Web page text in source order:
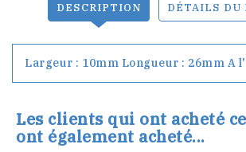
DESCRIPTION DÉTAILS DU
Largeur : 10mm Longueur : 26mm A
Les clients qui ont acheté
ont également acheté...